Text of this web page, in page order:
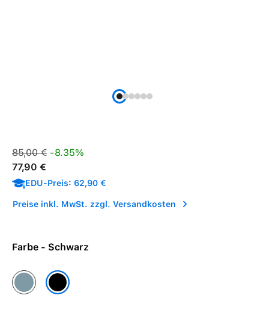
Verkaufspreis:
Regulärer Preis:
85,00 € -8.35%
77,90 €
EDU-Preis: 62,90 €
Preise inkl. MwSt. zzgl. Versandkosten
Farbe - Schwarz
Blau Schwarz